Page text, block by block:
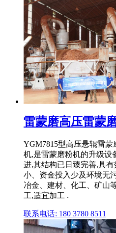
雷蒙磨高压雷蒙
YGM7815型高压悬辊雷
机,是雷蒙磨粉机的升级设
进,其结构已日臻完善,具
小、资金投入少及环境无
冶金、建材、化工、矿山
工,适宜加工 .
联系电话: 180 3780 8511